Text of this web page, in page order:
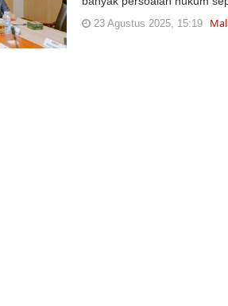
23 Agustus 2025, 15:19